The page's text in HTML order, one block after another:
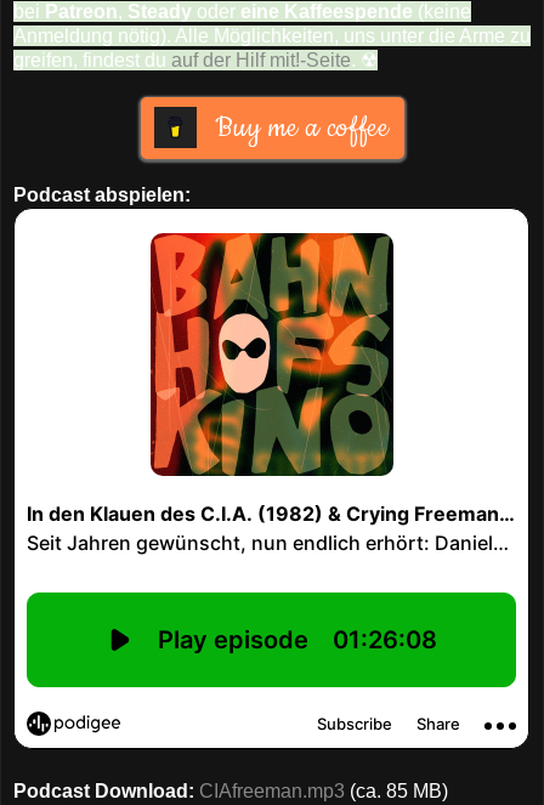
bei Patreon, Steady oder eine Kaffeespende (keine
Anmeldung nötig). Alle Möglichkeiten, uns unter die Arme zu
greifen, findest du auf der Hilf mit!-Seite. ☢
Buy me a coffee
Podcast abspielen:
Podcast Download: CIAfreeman.mp3 (ca. 85 MB)